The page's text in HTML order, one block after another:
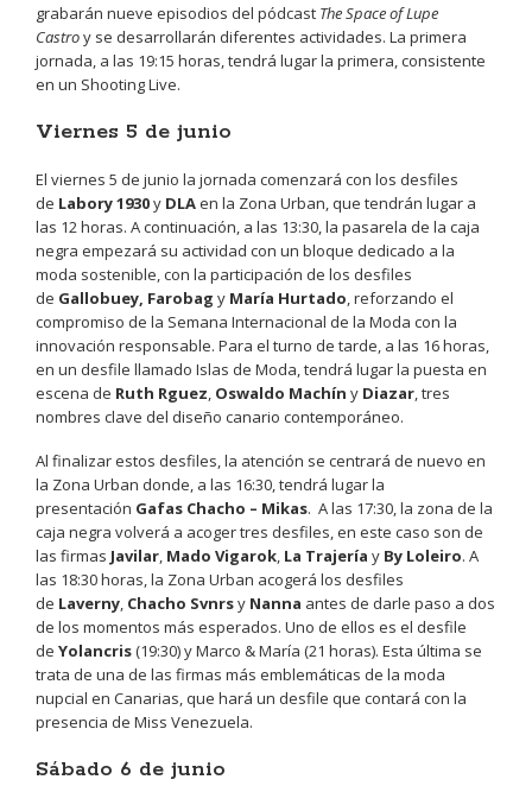
grabarán nueve episodios del pódcast The Space of Lupe
Castroy se desarrollarán diferentes actividades. La primera
jornada, a las 19:15 horas, tendrá lugar la primera, consistente
en un Shooting Live.
Viernes 5 de junio
El viernes 5 de junio la jornada comenzará con los desfiles
de Labory 1930y DLAen la Zona Urban, que tendrán lugar a
las 12 horas. A continuación, a las 13:30, la pasarela de la caja
negra empezará su actividad con un bloque dedicado a la
moda sostenible, con la participación de los desfiles
de Gallobuey, Farobag y María Hurtado, reforzando el
compromiso de la Semana Internacional de la Moda con la
innovación responsable. Para el turno de tarde, a las 16 horas,
en un desfile llamado Islas de Moda, tendrá lugar la puesta en
escena de Ruth Rguez, Oswaldo Machín y Diazar, tres
nombres clave del diseño canario contemporáneo.
Al finalizar estos desfiles, la atención se centrará de nuevo en
la Zona Urban donde, a las 16:30, tendrá lugar la
presentación Gafas Chacho – Mikas. A las 17:30, la zona de la
caja negra volverá a acoger tres desfiles, en este caso son de
las firmas Javilar, Mado Vigarok, La Trajería y By Loleiro. A
las 18:30 horas, la Zona Urban acogerá los desfiles
de Laverny, Chacho Svnrsy Nanna antes de darle paso a dos
de los momentos más esperados. Uno de ellos es el desfile
de Yolancris(19:30) y Marco & María (21 horas). Esta última se
trata de una de las firmas más emblemáticas de la moda
nupcial en Canarias, que hará un desfile que contará con la
presencia de Miss Venezuela.
Sábado 6 de junio